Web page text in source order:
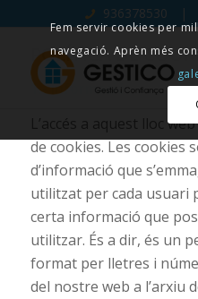
936378530 |
POLÍTICA DE
1.- Informació
L’accés a aquest lloc
de cookies. Les cookies
d’informació que
utilitzat per cada usuari
certa informació que
utilitzar. És a dir, és un
format per lletres i
del nostre web a l’arxiu
Fem servir cookies per
navegació. Aprèn més